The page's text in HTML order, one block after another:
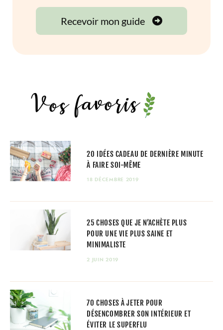
20 IDÉES CADEAU DE DERNIÈRE MINUTE
À FAIRE SOI-MÊME
18 DÉCEMBRE 2019
25 CHOSES QUE JE N’ACHÈTE PLUS
POUR UNE VIE PLUS SAINE ET
MINIMALISTE
2 JUIN 2019
70 CHOSES À JETER POUR
DÉSENCOMBRER SON INTÉRIEUR ET
ÉVITER LE SUPERFLU